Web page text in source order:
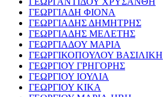
ΓΕΩΡΓΙΑΔΗ ΦΙΟΝΑ
ΓΕΩΡΓΙΑΔΗΣ ΔΗΜΗΤΡΗΣ
ΓΕΩΡΓΙΑΔΗΣ ΜΕΛΕΤΗΣ
ΓΕΩΡΓΙΑΔΟΥ ΜΑΡΙΑ
ΓΕΩΡΓΙΚΟΠΟΥΛΟΥ ΒΑΣΙΛΙΚΗ
ΓΕΩΡΓΙΟΥ ΓΡΗΓΟΡΗΣ
ΓΕΩΡΓΙΟΥ ΙΟΥΛΙΑ
ΓΕΩΡΓΙΟΥ ΚΙΚΑ